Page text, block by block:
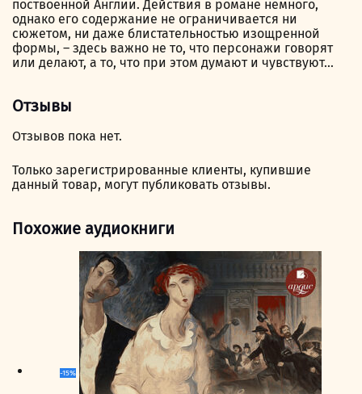
поствоенной Англии. Действия в романе немного,
однако его содержание не ограничивается ни
сюжетом, ни даже блистательностью изощренной
формы, – здесь важно не то, что персонажи говорят
или делают, а то, что при этом думают и чувствуют…
Отзывы
Отзывов пока нет.
Только зарегистрированные клиенты, купившие
данный товар, могут публиковать отзывы.
Похожие аудиокниги
-15%